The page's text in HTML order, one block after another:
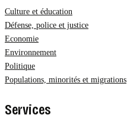
Culture et éducation
Défense, police et justice
Economie
Environnement
Politique
Populations, minorités et migrations
Services